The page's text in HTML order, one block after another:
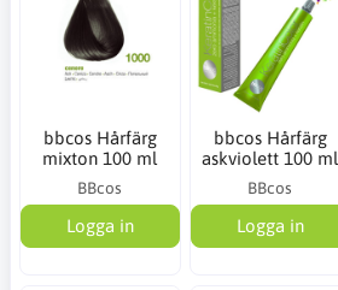
bbcos Hårfärg
mixton 100 ml
BBcos
Logga in
bbcos Hårfärg
askviolett 100 ml
BBcos
Logga in